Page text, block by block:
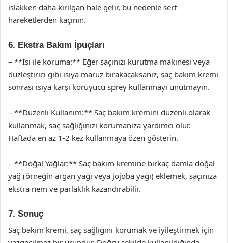
ıslakken daha kırılgan hale gelir, bu nedenle sert
hareketlerden kaçının.
6. Ekstra Bakım İpuçları
– **Isı ile koruma:** Eğer saçınızı kurutma makinesi veya
düzleştirici gibi ısıya maruz bırakacaksanız, saç bakım kremi
sonrası ısıya karşı koruyucu sprey kullanmayı unutmayın.
– **Düzenli Kullanım:** Saç bakım kremini düzenli olarak
kullanmak, saç sağlığınızı korumanıza yardımcı olur.
Haftada en az 1-2 kez kullanmaya özen gösterin.
– **Doğal Yağlar:** Saç bakım kremine birkaç damla doğal
yağ (örneğin argan yağı veya jojoba yağı) eklemek, saçınıza
ekstra nem ve parlaklık kazandırabilir.
7. Sonuç
Saç bakım kremi, saç sağlığını korumak ve iyileştirmek için